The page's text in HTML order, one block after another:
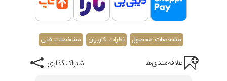
گارانتی مادام العمر اصالت کالا
مشخصات محصول نظرات کاربران مشخصات فنی
اشتراک گذاری
علاقه‌مندی‌ها